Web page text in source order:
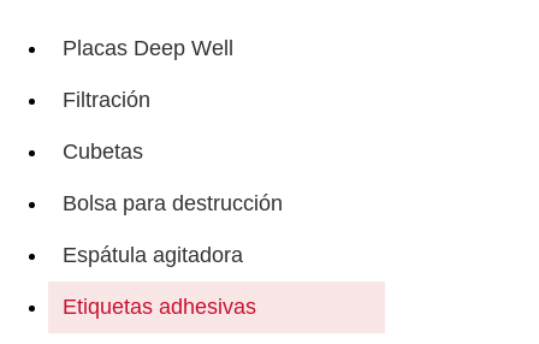
Placas Deep Well
Filtración
Cubetas
Bolsa para destrucción
Espátula agitadora
Etiquetas adhesivas